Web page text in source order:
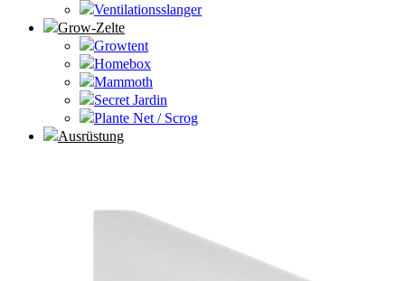
Ventilationsslanger
Grow-Zelte
Growtent
Homebox
Mammoth
Secret Jardin
Plante Net / Scrog
Ausrüstung